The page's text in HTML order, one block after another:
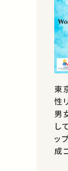
東
性
男
し
ッ
成